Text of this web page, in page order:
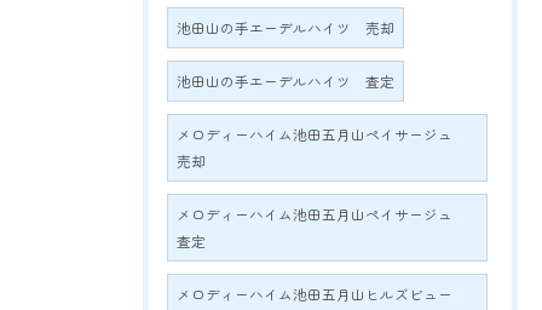
池田山の手エーデルハイツ 売却
池田山の手エーデルハイツ 査定
メロディーハイム池田五月山ペイサージュ
売却
メロディーハイム池田五月山ペイサージュ
査定
メロディーハイム池田五月山ヒルズビュー